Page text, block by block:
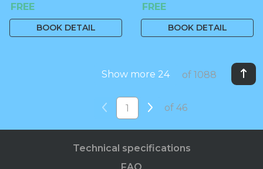
FREE
BOOK DETAIL
FREE
BOOK DETAIL
Show more 24 of 1088
of 46
Technical specifications
FAQ